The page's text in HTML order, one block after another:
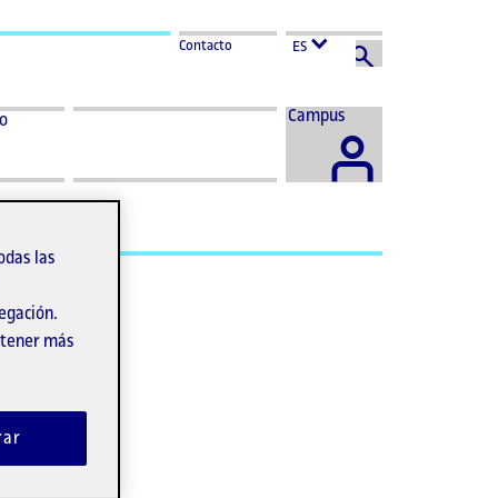
Contacto ES
Acceder
Campus
la
las
más